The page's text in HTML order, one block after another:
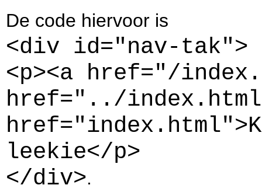
De code hiervoor is
<div id="nav-tak">
<p><a href="/
href="../
leekie</p>
</div>.